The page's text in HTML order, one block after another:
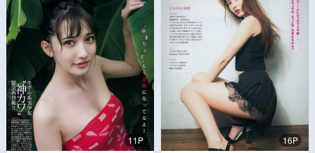
11P 16P